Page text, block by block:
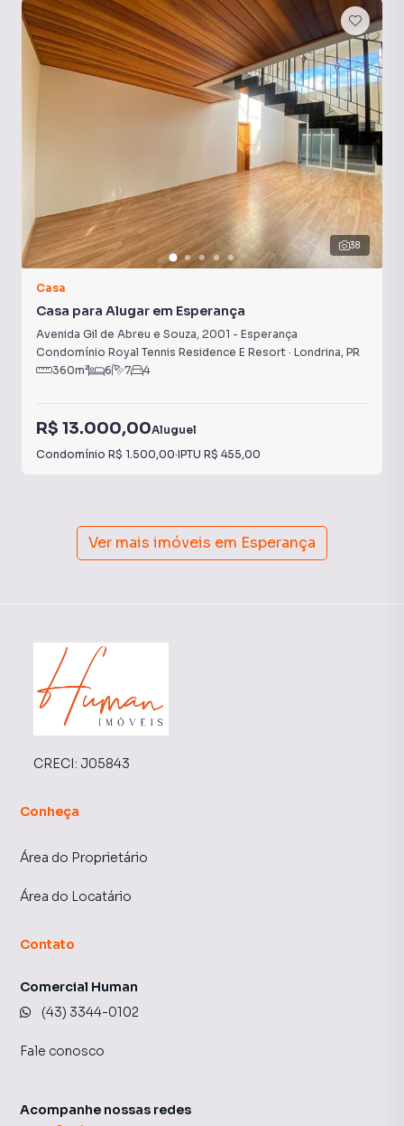
38
Casa
Casa para Alugar em Esperança
Avenida Gil de Abreu e Souza, 2001 - Esperança
Condomínio Royal Tennis Residence E Resort · Londrina, PR
360m² 6 7 4
R$ 13.000,00Aluguel
Condomínio R$ 1.500,00·IPTU R$ 455,00
Ver mais imóveis em Esperança
CRECI: J05843
Conheça
Área do Proprietário
Área do Locatário
Contato
Comercial Human
(43) 3344-0102
Fale conosco
Acompanhe nossas redes